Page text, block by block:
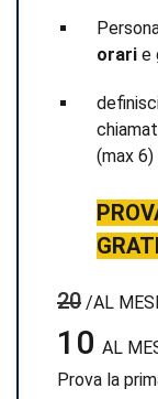
orarie
(max 6)
20 /AL
10 AL
Prova la